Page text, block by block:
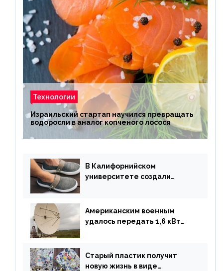
Технологии
Израильский стартап научился превращать
водоросли в аналог копченого лосося
В Калифорнийском
университете создали
Американским военным
удалось передать 1,6 кВт
Старый пластик получит
новую жизнь в виде